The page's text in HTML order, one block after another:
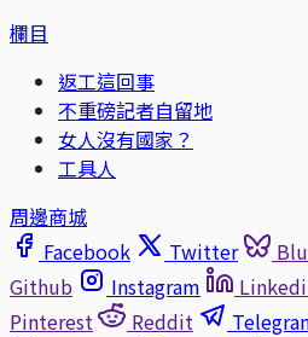
欄目
返工這回事
不重磅記者自留地
女人沒有國家？
工具人
周邊商城
Facebook
Twitter
Github
Instagram
Pinterest
Reddit